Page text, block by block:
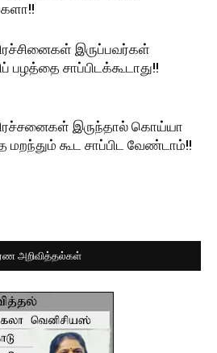
இருப்பவர்கள்
பழத்தை சாப்பிடக்கூடாது!!
இருந்தால் கொய்யா
மறந்தும் கூட சாப்பிட வேண்டாம்!!
அறிவித்தல்கள்